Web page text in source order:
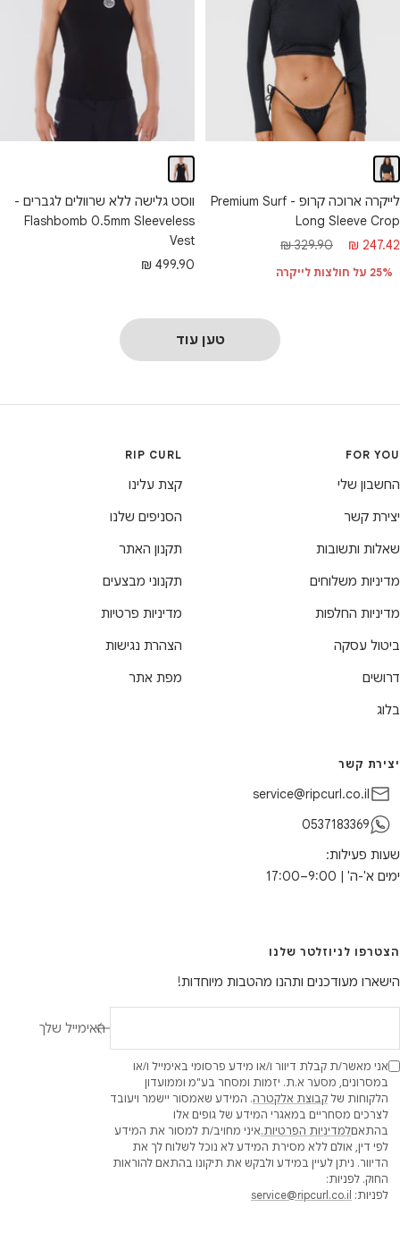
לייקרה ארוכה קרופ - Premium Surf
Long Sleeve Crop
מחיר
מבצע
247.42 ₪
מחיר
רגיל
329.90 ₪
25% על חולצות לייקרה
ווסט גלישה ללא שרוולים לגברים -
Flashbomb 0.5mm Sleeveless
Vest
מחיר
499.90 ₪
טען עוד
FOR YOU
החשבון שלי
יצירת קשר
שאלות ותשובות
מדיניות משלוחים
מדיניות החלפות
ביטול עסקה
דרושים
בלוג
RIP CURL
קצת עלינו
הסניפים שלנו
תקנון האתר
תקנוני מבצעים
מדיניות פרטיות
הצהרת נגישות
מפת אתר
יצירת קשר
service@ripcurl.co.il
0537183369
שעות פעילות:
ימים א'-ה' | 9:00–17:00
הצטרפו לניוזלטר שלנו
הישארו מעודכנים ותהנו מהטבות מיוחדות!
האימייל שלך
אני מאשר/ת קבלת דיוור ו/או מידע פרסומי באימייל ו/או
במסרונים, מסער א.ת. יזמות ומסחר בע"מ וממועדון
הלקוחות של קבוצת אלקטרה. המידע שאמסור יישמר ויעובד
לצרכים מסחריים במאגרי המידע של גופים אלו
בהתאםלמדיניות הפרטיות.איני מחויב/ת למסור את המידע
לפי דין, אולם ללא מסירת המידע לא נוכל לשלוח לך את
הדיוור. ניתן לעיין במידע ולבקש את תיקונו בהתאם להוראות
החוק. לפניות:
לפניות: service@ripcurl.co.il